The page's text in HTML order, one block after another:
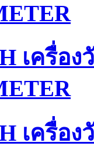
เครื่อ
เครื่อ